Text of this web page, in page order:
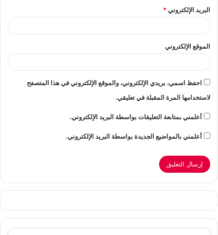
البريد الإلكتروني*
الموقع الإلكتروني
احفظ اسمي، بريدي الإلكتروني، والموقع الإلكتروني في هذا المتصفح
لاستخدامها المرة المقبلة في تعليقي.
أعلمني بمتابعة التعليقات بواسطة البريد الإلكتروني.
أعلمني بالمواضيع الجديدة بواسطة البريد الإلكتروني.